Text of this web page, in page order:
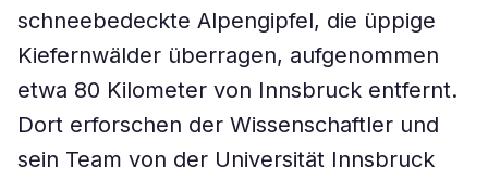
schneebedeckte Alpengipfel, die üppige
Kiefernwälder überragen, aufgenommen
etwa 80 Kilometer von Innsbruck entfernt.
Dort erforschen der Wissenschaftler und
sein Team von der Universität Innsbruck